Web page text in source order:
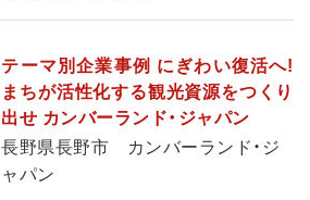
テーマ別企業事例 にぎわい復活へ!
まちが活性化する観光資源をつくり
出せ カンバーランド・ジャパン
長野県長野市 カンバーランド・ジ
ャパン